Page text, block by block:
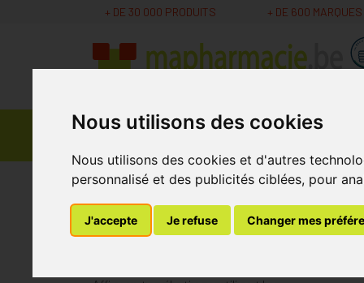
Nous utilisons des cookies
Nous utilisons des cookies et d'autres
personnalisé et des publicités ciblées, pour
J'accepte Je refuse Changer mes
+ DE 30 000 PRODUITS + DE 600 MARQUES
Promos Médicaments
Parapharmacie -
MaPharmacie.be Weleda
Weleda